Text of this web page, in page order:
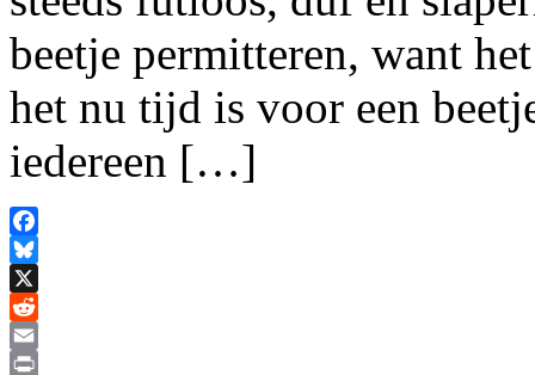
beetje permitteren, want
het nu tijd is voor een
iedereen […]
Facebook
Bluesky
X
Reddit
Email